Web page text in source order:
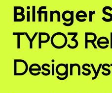
Bilfinger
TYPO3